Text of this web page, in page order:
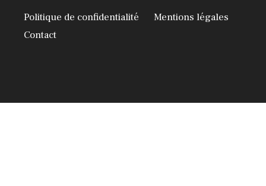
Politique de confidentialité
Mentions légales
Contact